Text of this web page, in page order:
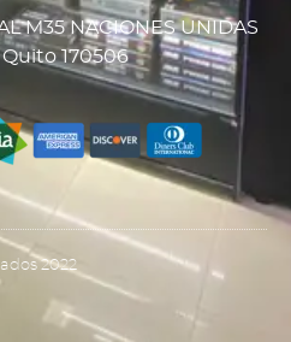
M35 NACIONES UNIDAS
Quito 170506
2022